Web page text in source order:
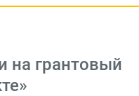
на грантовый